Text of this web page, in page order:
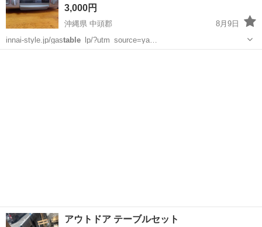
3,000円
沖縄県 中頭郡
8月9日
innai-style.jp/gastable_lp/?utm_source=ya…
アウトドア テーブルセット